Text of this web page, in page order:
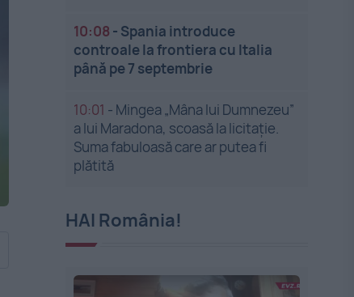
10:08 - Spania introduce
controale la frontiera cu Italia
până pe 7 septembrie
10:01 - Mingea „Mâna lui Dumnezeu”
a lui Maradona, scoasă la licitație.
Suma fabuloasă care ar putea fi
plătită
HAI România!